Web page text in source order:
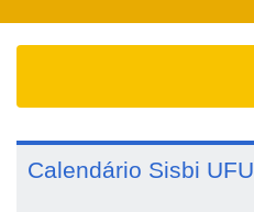
Calendário Sisbi UFU